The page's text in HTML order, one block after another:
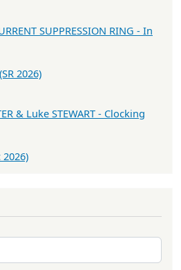
SUPPRESSION RING - In
2026)
& Luke STEWART - Clocking